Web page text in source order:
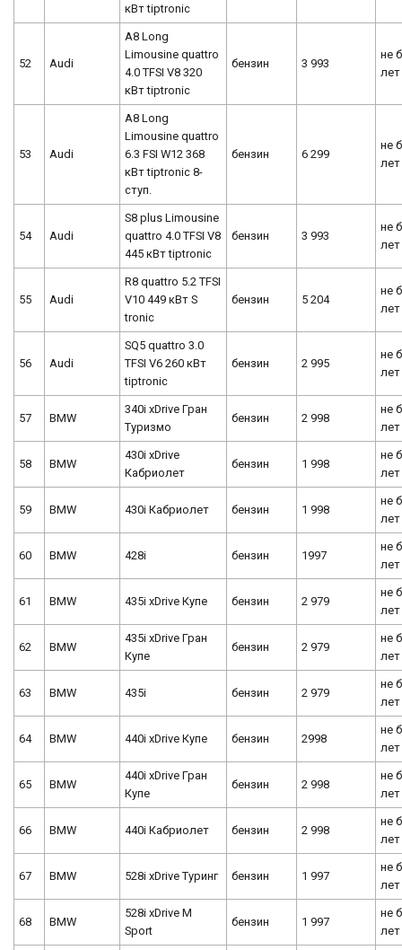
кВт tiptronic
52 Audi
A8 Long
Limousine quattro
4.0 TFSI V8 320
кВт tiptronic
бензин 3 993
не
лет
53 Audi
A8 Long
Limousine quattro
6.3 FSI W12 368
кВт tiptronic 8-
ступ.
бензин 6 299
не
лет
54 Audi
S8 plus Limousine
quattro 4.0 TFSI V8
445 кВт tiptronic
бензин 3 993
не
лет
55 Audi
R8 quattro 5.2 TFSI
V10 449 кВт S
tronic
бензин 5 204
не
лет
56 Audi
SQ5 quattro 3.0
TFSI V6 260 кВт
tiptronic
бензин 2 995
не
лет
57 BMW
340i xDrive Гран
Туризмо
бензин 2 998
не
лет
58 BMW
430i xDrive
Кабриолет
бензин 1 998
не
лет
59 BMW 430i Кабриолет бензин 1 998
не
лет
60 BMW 428i бензин 1997
не
лет
61 BMW 435i xDrive Купе бензин 2 979
не
лет
62 BMW
435i xDrive Гран
Купе
бензин 2 979
не
лет
63 BMW 435i бензин 2 979
не
лет
64 BMW 440i xDrive Купе бензин 2998
не
лет
65 BMW
440i xDrive Гран
Купе
бензин 2 998
не
лет
66 BMW 440i Кабриолет бензин 2 998
не
лет
67 BMW 528i xDrive Туринг бензин 1 997
не
лет
68 BMW
528i xDrive M
Sport
бензин 1 997
не
лет